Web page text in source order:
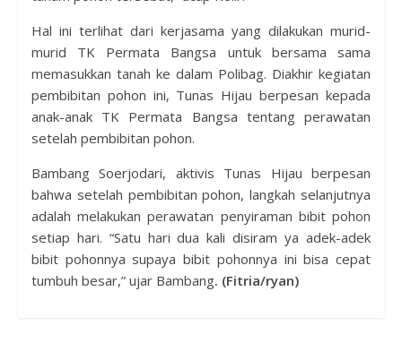
Hal ini terlihat dari kerjasama yang dilakukan murid-
murid TK Permata Bangsa untuk bersama sama
memasukkan tanah ke dalam Polibag. Diakhir kegiatan
pembibitan pohon ini, Tunas Hijau berpesan kepada
anak-anak TK Permata Bangsa tentang perawatan
setelah pembibitan pohon.
Bambang Soerjodari, aktivis Tunas Hijau berpesan
bahwa setelah pembibitan pohon, langkah selanjutnya
adalah melakukan perawatan penyiraman bibit pohon
setiap hari. “Satu hari dua kali disiram ya adek-adek
bibit pohonnya supaya bibit pohonnya ini bisa cepat
tumbuh besar,” ujar Bambang. (Fitria/ryan)